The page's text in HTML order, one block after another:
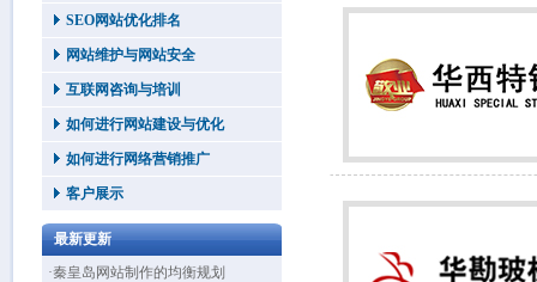
SEO网站优化排名
网站维护与网站安全
互联网咨询与培训
如何进行网站建设与优化
如何进行网络营销推广
客户展示
最新更新
·秦皇岛网站制作的均衡规划